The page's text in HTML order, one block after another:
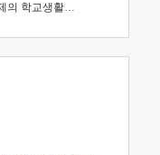
고양이 제제의 학교생활 1 : 초등학생이 이렇게 힘들 줄이야